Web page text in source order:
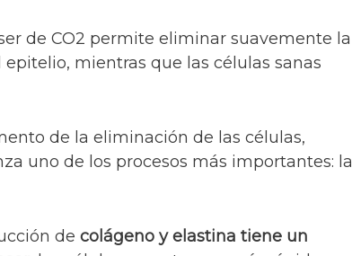
de CO2 permite eliminar suavemente la
mientras que las células sanas
de la eliminación de las células,
uno de los procesos más importantes: la
decolágeno y elastina tiene un